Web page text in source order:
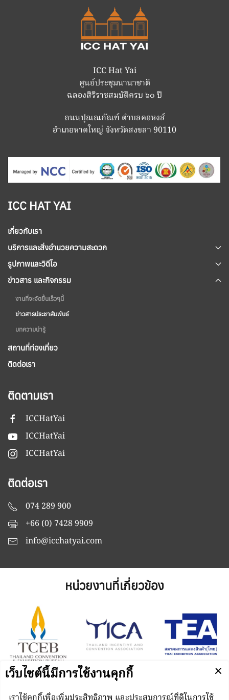
ICC Hat Yai
ศูนย์ประชุมนานาชาติ
ฉลองสิริราชสมบัติครบ ๖๐ ปี
ถนนปุณณกัณฑ์ ตำบลคอหงส์
อำเภอหาดใหญ่ จังหวัดสงขลา 90110
ICC HAT YAI
เกี่ยวกับเรา
บริการและสิ่งอำนวยความสะดวก
รูปภาพและวิดีโอ
ข่าวสาร และกิจกรรม
งานที่จะจัดขึ้นเร็วๆนี้
ข่าวสารประชาสัมพันธ์
บทความน่ารู้
สถานที่ท่องเที่ยว
ติดต่อเรา
ติดตามเรา
ICCHatYai
ICCHatYai
ICCHatYai
ติดต่อเรา
074 289 900
+66 (0) 7428 9909
info@icchatyai.com
หน่วยงานที่เกี่ยวข้อง
Managed by